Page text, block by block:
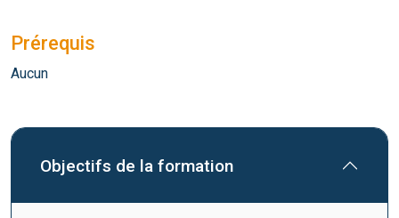
Prérequis
Aucun
Objectifs de la formation